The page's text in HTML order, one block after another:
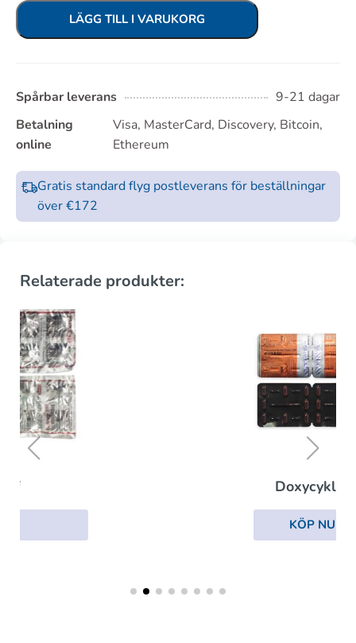
LÄGG TILL I VARUKORG
Spårbar leverans
9-21 dagar
Betalning
online
Visa, MasterCard, Discovery, Bitcoin,
Ethereum
Gratis standard flyg postleverans för beställningar
över €172
Relaterade produkter: